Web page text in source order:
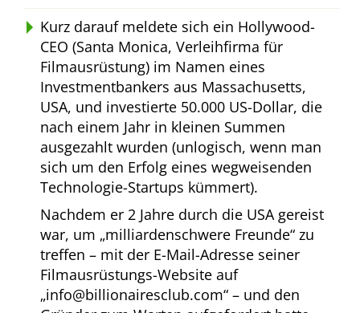
Kurz darauf meldete sich ein Hollywood-
CEO (Santa Monica, Verleihfirma für
Filmausrüstung) im Namen eines
Investmentbankers aus Massachusetts,
USA, und investierte 50.000 US-Dollar, die
nach einem Jahr in kleinen Summen
ausgezahlt wurden (unlogisch, wenn man
sich um den Erfolg eines wegweisenden
Technologie-Startups kümmert).
Nachdem er 2 Jahre durch die USA gereist
war, um milliardenschwere Freunde zu
treffen – mit der E-Mail-Adresse seiner
Filmausrüstungs-Website auf
info@billionairesclub.com – und den